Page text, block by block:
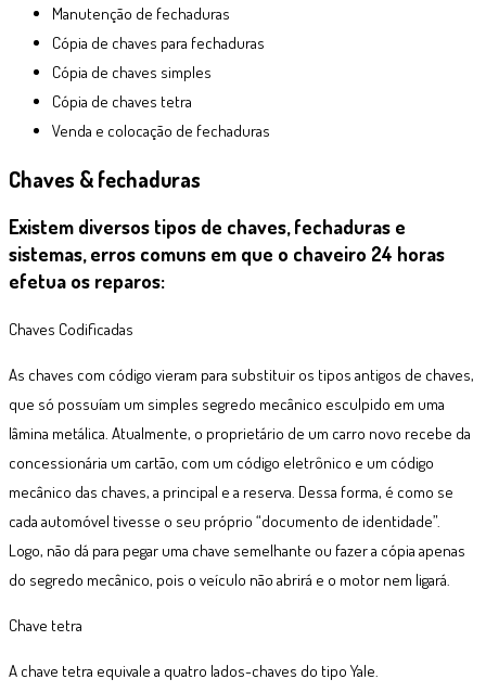
Manutenção de fechaduras
Cópia de chaves para fechaduras
Cópia de chaves simples
Cópia de chaves tetra
Venda e colocação de fechaduras
Chaves & fechaduras
Existem diversos tipos de chaves, fechaduras e
sistemas, erros comuns em que o chaveiro 24 horas
efetua os reparos:
Chaves Codificadas
As chaves com código vieram para substituir os tipos antigos de chaves,
que só possuíam um simples segredo mecânico esculpido em uma
lâmina metálica. Atualmente, o proprietário de um carro novo recebe da
concessionária um cartão, com um código eletrônico e um código
mecânico das chaves, a principal e a reserva. Dessa forma, é como se
cada automóvel tivesse o seu próprio “documento de identidade”.
Logo, não dá para pegar uma chave semelhante ou fazer a cópia apenas
do segredo mecânico, pois o veículo não abrirá e o motor nem ligará.
Chave tetra
A chave tetra equivale a quatro lados-chaves do tipo Yale.